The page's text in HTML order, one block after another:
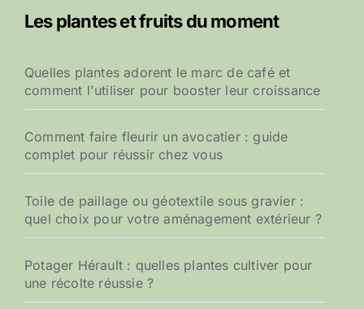
Les plantes et fruits du moment
Quelles plantes adorent le marc de café et
comment l'utiliser pour booster leur croissance
Comment faire fleurir un avocatier : guide
complet pour réussir chez vous
Toile de paillage ou géotextile sous gravier :
quel choix pour votre aménagement extérieur ?
Potager Hérault : quelles plantes cultiver pour
une récolte réussie ?